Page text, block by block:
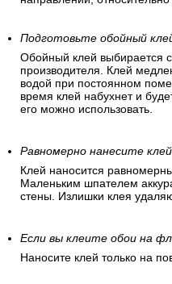
Подготовьте обойный
Обойный клей выбирается
производителя. Клей
водой при постоянном
время клей набухнет и
его можно использовать.
Равномерно нанесите
Клей наносится
Маленьким шпателем
стены. Излишки клея
Если вы клеите обои на
Наносите клей только на